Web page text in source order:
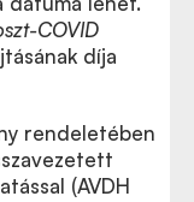
COVID
díja
rendeletében
(AVDH